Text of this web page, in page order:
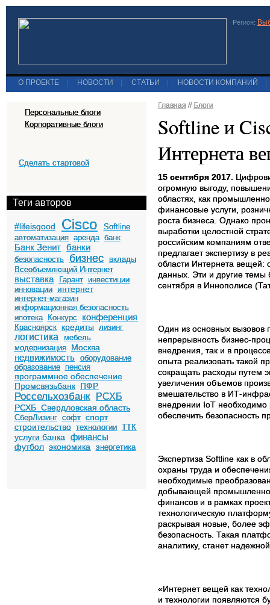
Регион:
О ПРОЕКТЕ НОВОСТИ СТАТЬИ НОВОСТИ КОМПАНИЙ
Персональные блоги
Корпоративные блоги
Сделать стартовой
Теги авторов
#lifeisgood Cisco
Softline
автоматизация аренда банк
Банк Зенит банки
безопасность бизнес
вклады
Всеобъемлющий Интернет
выставка Гарант инвестиции
инновации
интернет
интернет-магазин
информационная безопасность
ипотека
Конкурс конференция
Красноярск кредиты лизинг
логистика
мебель
модернизация
Москва
недвижимость оборудование
образование пенсия
программное обеспечение
Промсвязьбанк ПФР
Россельхозбанк РСХБ
РСХБ_Свердловская область
СберЛизинг софт спорт
строительство технологии ТТК
услуги банка финансы
футбол экономика энергетика
Главная // Блоги
Softline и
Интернета
15 сентября 2017.
огромную выгоду,
областях, как
финансовые услуги,
роста бизнеса. Однако
выработки целостной
российским компаниям
предлагает экспертизу в
области Интернета вещей:
данных. Эти и другие темы
сентября в Иннополисе
Один из основных вызовов
непрерывность бизнес-
внедрения, так и в
опыта реализовать такой
сокращать расходы путем
увеличения объемов
вмешательство в ИТ-
внедрении IoT необходимо
обеспечить безопасность
Экспертиза Softline как в
охраны труда и
необходимые
добывающей
финансов и в рамках
технологическую
раскрывая новые, более
безопасность. Такая
аналитику, станет
«Интернет вещей как
и технологии появляются